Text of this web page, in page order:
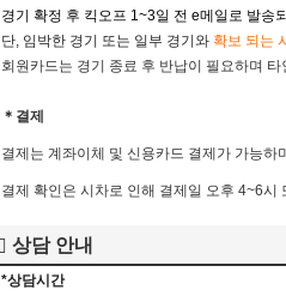
경기 확정 후 킥오프 1~3일 전 e메일로 발송
단, 임박한 경기 또는 일부 경기와 확보 되는
회원카드는 경기 종료 후 반납이 필요하며
＊결제
결제는 계좌이체 및 신용카드 결제가 가능
결제 확인은 시차로 인해 결제일 오후 4~6
상담 안내
*상담시간